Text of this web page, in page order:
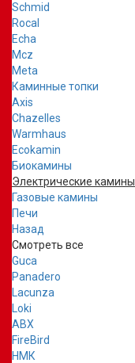
Schmid
Rocal
Echa
Mcz
Meta
Каминные топки
Axis
Chazelles
Warmhaus
Ecokamin
Биокамины
Электрические камины
Газовые камины
Печи
Назад
Смотреть все
Guca
Panadero
Lacunza
Loki
ABX
FireBird
НМК